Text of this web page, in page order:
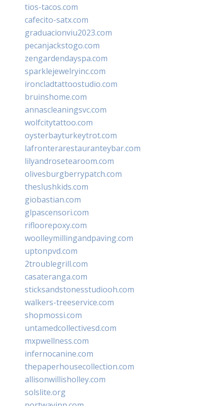
tios-tacos.com
cafecito-satx.com
graduacionviu2023.com
pecanjackstogo.com
zengardendayspa.com
sparklejewelryinc.com
ironcladtattoostudio.com
bruinshome.com
annascleaningsvc.com
wolfcitytattoo.com
oysterbayturkeytrot.com
lafronterarestauranteybar.com
lilyandrosetearoom.com
olivesburgberrypatch.com
theslushkids.com
giobastian.com
glpascensori.com
rifloorepoxy.com
woolleymillingandpaving.com
uptonpvd.com
2troublegrill.com
casateranga.com
sticksandstonesstudiooh.com
walkers-treeservice.com
shopmossi.com
untamedcollectivesd.com
mxpwellness.com
infernocanine.com
thepaperhousecollection.com
allisonwillisholley.com
solslite.org